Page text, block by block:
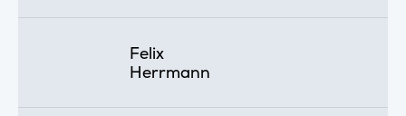
Felix
Herrmann